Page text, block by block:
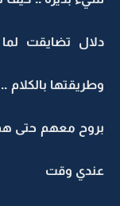
دلال تضايقت
وطريقتها
بروح معهم حتى
عندي وقت